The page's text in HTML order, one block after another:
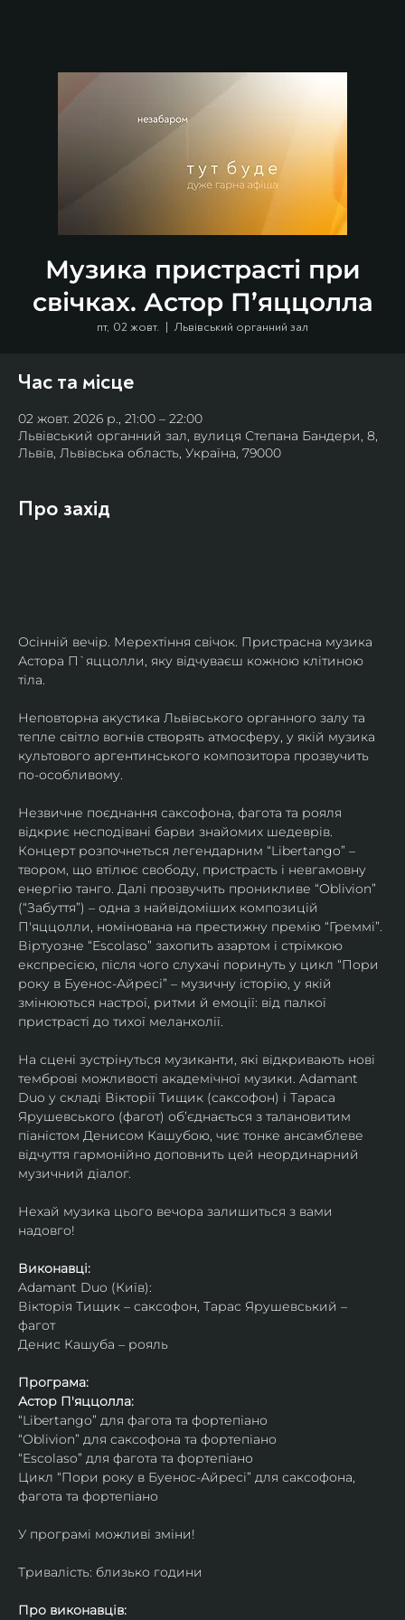
Музика пристрасті при
свічках. Астор П’яццолла
пт, 02 жовт.
  |
Львівський органний зал
Час та місце
02 жовт. 2026 р., 21:00 – 22:00
Львівський органний зал, вулиця Степана Бандери, 8,
Львів, Львівська область, Україна, 79000
Про захід
Осінній вечір. Мерехтіння свічок. Пристрасна музика
Астора П`яццолли, яку відчуваєш кожною клітиною
тіла.
Неповторна акустика Львівського органного залу та
тепле світло вогнів створять атмосферу, у якій музика
культового аргентинського композитора прозвучить
по-особливому.
Незвичне поєднання саксофона, фагота та рояля
відкриє несподівані барви знайомих шедеврів.
Концерт розпочнеться легендарним “Libertango” –
твором, що втілює свободу, пристрасть і невгамовну
енергію танго. Далі прозвучить проникливе “Oblivion”
(“Забуття”) – одна з найвідоміших композицій
П'яццолли, номінована на престижну премію “Греммі”.
Віртуозне “Escolaso” захопить азартом і стрімкою
експресією, після чого слухачі поринуть у цикл “Пори
року в Буенос-Айресі” – музичну історію, у якій
змінюються настрої, ритми й емоції: від палкої
пристрасті до тихої меланхолії.
На сцені зустрінуться музиканти, які відкривають нові
темброві можливості академічної музики. Adamant
Duo у складі Вікторії Тищик (саксофон) і Тараса
Ярушевського (фагот) об’єднається з талановитим
піаністом Денисом Кашубою, чиє тонке ансамблеве
відчуття гармонійно доповнить цей неординарний
музичний діалог.
Нехай музика цього вечора залишиться з вами
надовго!
Виконавці:
Adamant Duo (Київ):
Вікторія Тищик – саксофон, Тарас Ярушевський –
фагот
Денис Кашуба – рояль
Програма:
Астор П'яццолла:
“Libertango” для фагота та фортепіано
“Oblivion” для саксофона та фортепіано
“Escolaso” для фагота та фортепіано
Цикл “Пори року в Буенос-Айресі” для саксофона,
фагота та фортепіано
У програмі можливі зміни!
Тривалість: близько години
Про виконавців: